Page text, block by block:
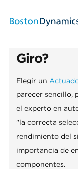
2026
Giro?
Elegir un
parecer sencillo,
el experto en
"la correcta
rendimiento del
importancia de
componentes.